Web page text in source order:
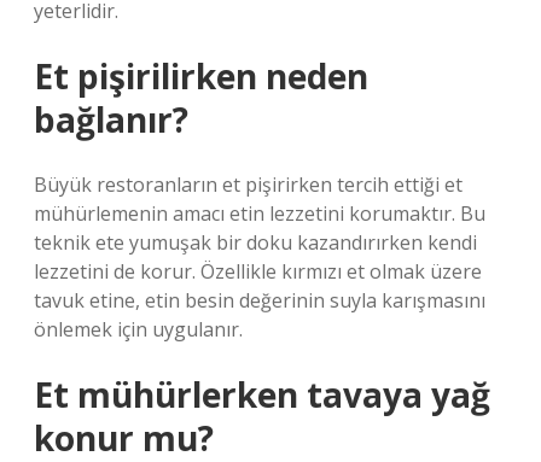
yeterlidir.
Et pişirilirken neden
bağlanır?
Büyük restoranların et pişirirken tercih ettiği et
mühürlemenin amacı etin lezzetini korumaktır. Bu
teknik ete yumuşak bir doku kazandırırken kendi
lezzetini de korur. Özellikle kırmızı et olmak üzere
tavuk etine, etin besin değerinin suyla karışmasını
önlemek için uygulanır.
Et mühürlerken tavaya yağ
konur mu?